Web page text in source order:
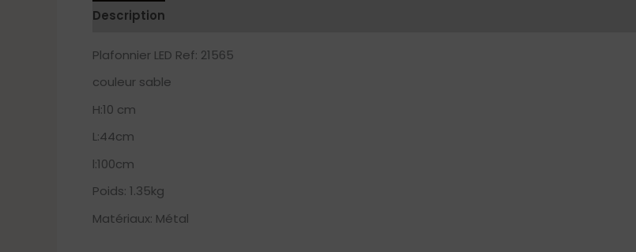
Description
Plafonnier LED Ref: 21565
couleur sable
H:10 cm
L:44cm
l:100cm
Poids: 1.35kg
Matériaux: Métal